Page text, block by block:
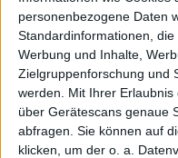
personenbezogene Daten
Standardinformationen,
Werbung und Inhalte,
Zielgruppenforschung und
werden.
Mit Ihrer
über Gerätescans genaue
abfragen. Sie können auf
klicken, um der o. a.
ersten und einzigen
Recollections“ (1990)
Amott, Johan Liiva und
keiner schlechten
zunächst das zweite
(ebenfalls 1989) auf.
DISMEMBER später